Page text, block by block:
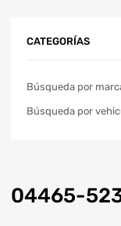
04465-
CATEGORÍAS
Búsqueda por
Búsqueda por